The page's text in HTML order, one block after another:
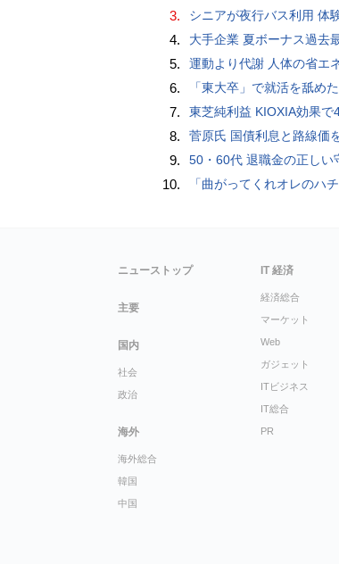
3. シニアが夜行バス利用 体
4. 大手企業 夏ボーナス過去
5. 運動より代謝 人体の省エ
6. 「東大卒」で就活を舐め
7. 東芝純利益 KIOXIA効果で
8. 菅原氏 国債利息と路線価
9. 50・60代 退職金の正しい
10. 「曲がってくれオレのハチロク！！」・・『頭文字D』150個限定生産●ブルーチタンが輝く
ニューストップ
主要
国内
社会
政治
海外
海外総合
韓国
中国
IT 経済
経済総合
マーケット
Web
ガジェット
ITビジネス
IT総合
PR